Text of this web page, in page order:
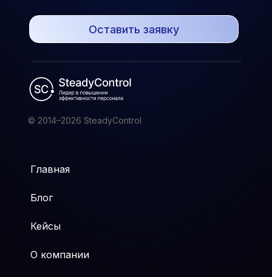
© 2014–2026 SteadyControl
Главная
Блог
Кейсы
О компании
Оставить заявку